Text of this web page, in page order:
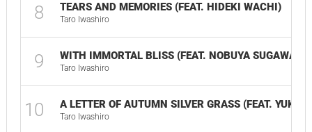
8 TEARS AND MEMORIES (FEAT. HIDEKI WACHI)
Taro Iwashiro
9 WITH IMMORTAL BLISS (FEAT. NOBUYA SUGAWA)
Taro Iwashiro
10 A LETTER OF AUTUMN SILVER GRASS (FEAT. YUKO
Taro Iwashiro